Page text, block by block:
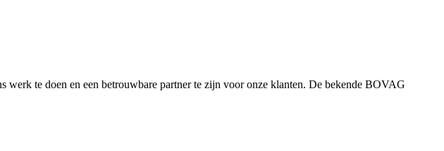
te doen en een betrouwbare partner te zijn voor onze klanten. De bekende BOVAG